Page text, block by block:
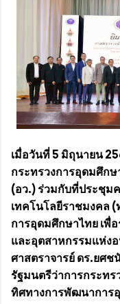
เมื่อวันที่ 5 มิถุนายน
กระทรวงการอุดมศึก
(อว.) ร่วมกับที่ประชุม
เทคโนโลยีราชมงคล
การอุดมศึกษาไทย เพื่
และอุตสาหกรรมแห่ง
ศาสตราจารย์ ดร.ยศช
รัฐมนตรีว่าการกระทร
ทิศทางการพัฒนาการ